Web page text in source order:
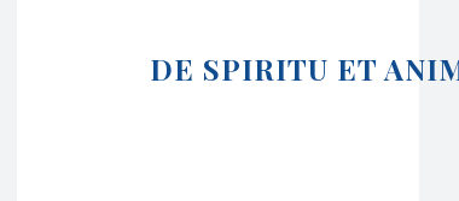
DE SPIRITU ET